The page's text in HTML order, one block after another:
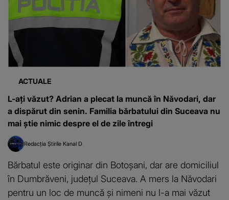
ACTUALE
L-ați văzut? Adrian a plecat la muncă în Năvodari, dar
a dispărut din senin. Familia bărbatului din Suceava nu
mai știe nimic despre el de zile întregi
Redacția Știrile Kanal D
Bărbatul este originar din Botoșani, dar are domiciliul
în Dumbrăveni, județul Suceava. A mers la Năvodari
pentru un loc de muncă și nimeni nu l-a mai văzut